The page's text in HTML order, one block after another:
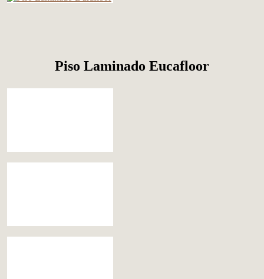
Piso Laminado Eucafloor